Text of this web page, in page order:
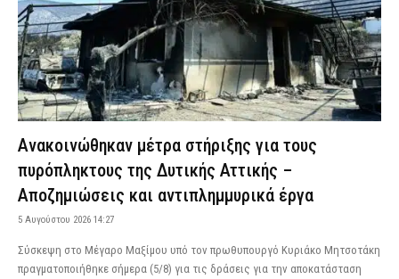
Ανακοινώθηκαν μέτρα στήριξης για τους
πυρόπληκτους της Δυτικής Αττικής –
Αποζημιώσεις και αντιπλημμυρικά έργα
5 Αυγούστου 2026 14:27
Σύσκεψη στο Μέγαρο Μαξίμου υπό τον πρωθυπουργό Κυριάκο Μητσοτάκη
πραγματοποιήθηκε σήμερα (5/8) για τις δράσεις για την αποκατάσταση